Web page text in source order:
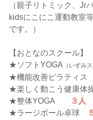
（親子リトミック、Jr
kidsにこにこ運動教室
です。）
【おとなのスクール】
★ソフトYOGA （いずみ
★機能改善ピラティ
★楽しく動こう健康
★整体YOGA
３人
★ラージボール卓球